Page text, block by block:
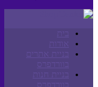
בית
אודות
בניית אתרים
בוורדפרס
בניית חנות
בוורדפרס